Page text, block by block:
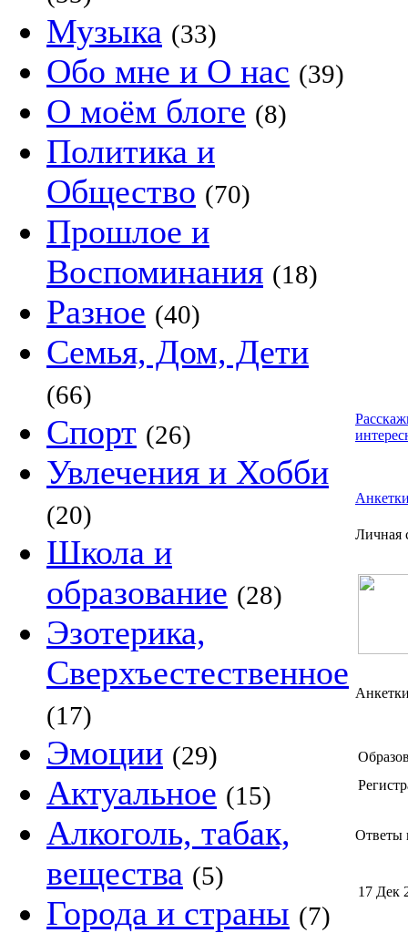
Музыка (33)
Обо мне и О нас (39)
О моём блоге (8)
Политика и
Общество (70)
Прошлое и
Воспоминания (18)
Разное (40)
Семья, Дом, Дети
(66)
Спорт (26)
Увлечения и Хобби
(20)
Школа и
образование (28)
Эзотерика,
Сверхъестественное
(17)
Эмоции (29)
Актуальное (15)
Алкоголь, табак,
вещества (5)
Города и страны (7)
Личная
Ответы
17 Дек